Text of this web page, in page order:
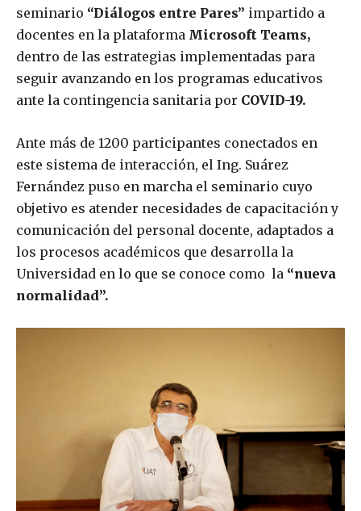
seminario “Diálogos entre Pares” impartido a
docentes en la plataforma Microsoft Teams,
dentro de las estrategias implementadas para
seguir avanzando en los programas educativos
ante la contingencia sanitaria por COVID-19.
Ante más de 1200 participantes conectados en
este sistema de interacción, el Ing. Suárez
Fernández puso en marcha el seminario cuyo
objetivo es atender necesidades de capacitación y
comunicación del personal docente, adaptados a
los procesos académicos que desarrolla la
Universidad en lo que se conoce como la “nueva
normalidad”.